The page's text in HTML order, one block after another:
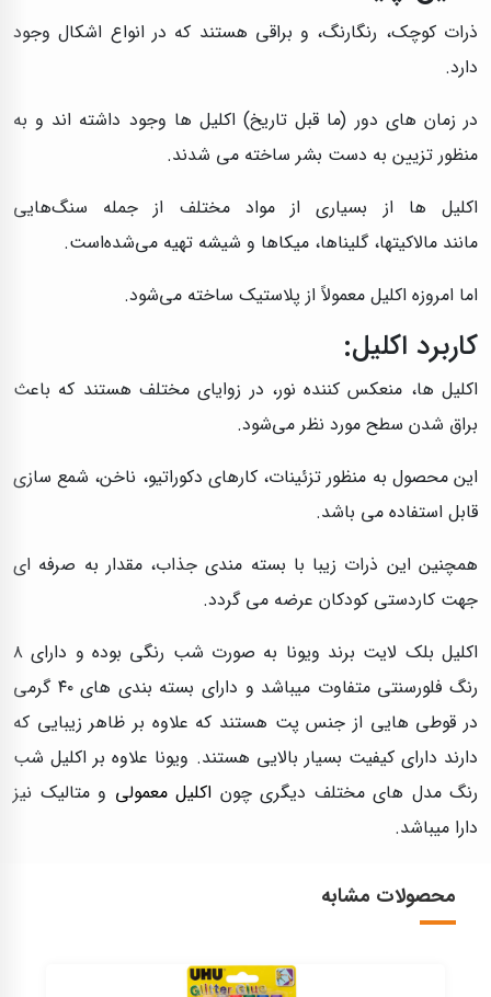
ذرات کوچک، رنگارنگ، و براقی هستند که در انواع اشکال وجود
دارد.
در زمان های دور (ما قبل تاریخ) اکلیل ها وجود داشته اند و به
منظور تزیین به دست بشر ساخته می شدند.
اکلیل ها از بسیاری از مواد مختلف از جمله سنگ‌هایی
مانند مالاکیتها، گلیناها، میکاها و شیشه تهیه می‌شده‌است.
اما امروزه اکلیل معمولاً از پلاستیک ساخته می‌شود.
کاربرد اکلیل:
اکلیل ها، منعکس کننده نور، در زوایای مختلف هستند که باعث
براق شدن سطح مورد نظر می‌شود.
این محصول به منظور تزئینات، کارهای دکوراتیو، ناخن، شمع سازی
قابل استفاده می باشد.
همچنین این ذرات زیبا با بسته مندی جذاب، مقدار به صرفه ای
جهت کاردستی کودکان عرضه می گردد.
اکلیل بلک لایت برند ویونا به صورت شب رنگی بوده و دارای ۸
رنگ فلورسنتی متفاوت میباشد و دارای بسته بندی های ۴۰ گرمی
در قوطی هایی از جنس پت هستند که علاوه بر ظاهر زیبایی که
دارند دارای کیفیت بسیار بالایی هستند. ویونا علاوه بر اکلیل شب
رنگ مدل های مختلف دیگری چون اکلیل معمولی و متالیک نیز
دارا میباشد.
محصولات مشابه